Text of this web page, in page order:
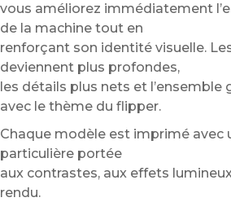
vous améliorez immédiatement
de la machine tout en
renforçant son identité visuelle.
deviennent plus profondes,
les détails plus nets et l’ensemble
avec le thème du flipper.
Chaque modèle est imprimé avec
particulière portée
aux contrastes, aux effets
rendu.